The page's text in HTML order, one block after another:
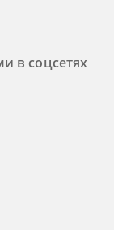
в соцсетях